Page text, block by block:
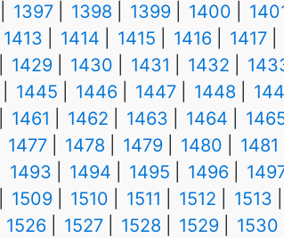
1397
1398 1399 1400
1413
1414 1415 1416 1417
1429
1430 1431 1432
1445
1446 1447 1448
1461
1462 1463 1464
1477
1478 1479 1480 1481
1493
1494 1495 1496
1509
1510 1511 1512 1513
1526
1527 1528 1529 1530